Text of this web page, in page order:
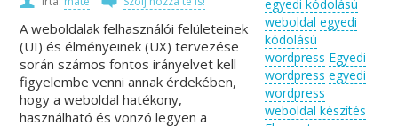
A weboldalak felhasználói felületeinek
(UI) és élményeinek (UX) tervezése
során számos fontos irányelvet kell
figyelembe venni annak érdekében,
hogy a weboldal hatékony,
használható és vonzó legyen a
egyedi kódolású
weboldal egyedi
kódolású
wordpress Egyedi
wordpress egyedi
wordpress
weboldal készítés